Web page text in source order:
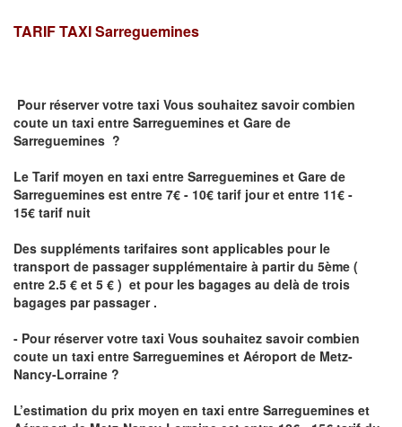
TARIF TAXISarreguemines
Pour réserver votre taxi Vous souhaitez savoircombien
coute un taxi entre Sarreguemines et Gare de
Sarreguemines ?
Le Tarif moyen en taxi entre Sarreguemines et Gare de
Sarreguemines est entre 7€ - 10€ tarif jour et entre 11€ -
15€ tarif nuit
Des suppléments tarifaires sont applicables pour le
transport de passager supplémentaire à partir du 5ème (
entre 2.5 € et 5 € ) et pour les bagages au delà de trois
bagages par passager .
- Pour réserver votre taxi Vous souhaitez savoircombien
coute un taxi entre Sarreguemines et Aéroport de Metz-
Nancy-Lorraine ?
L’estimation du prix moyen en taxi entre Sarreguemines et